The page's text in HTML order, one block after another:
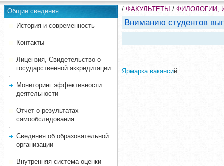
Общие сведения
История и современность
Контакты
Лицензия, Свидетельство о
государственной аккредитации
Мониторинг эффективности
деятельности
Отчет о результатах
самообследования
Сведения об образовательной
организации
Внутренняя система оценки
/ ФАКУЛЬТЕТЫ / ФИЛОЛОГИИ,
Вниманию студентов
Ярмарка вакансий